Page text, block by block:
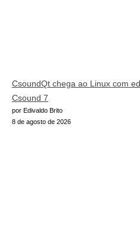
CsoundQt chega ao Linux com
Csound 7
por Edivaldo Brito
8 de agosto de 2026